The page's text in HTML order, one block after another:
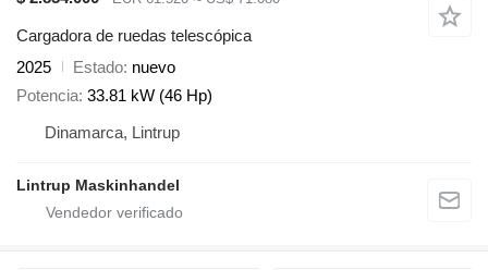
Cargadora de ruedas telescópica
2025
Estado nuevo
Potencia 33.81 kW (46 Hp)
Dinamarca, Lintrup
Lintrup Maskinhandel